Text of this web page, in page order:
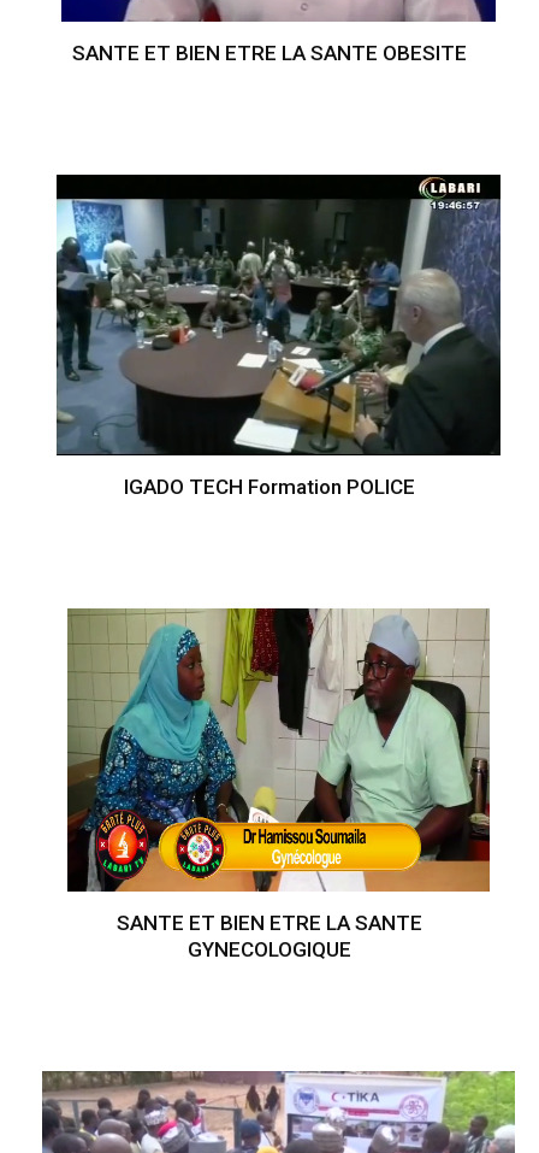
SANTE ET BIEN ETRE LA SANTE OBESITE
IGADO TECH Formation POLICE
SANTE ET BIEN ETRE LA SANTE
GYNECOLOGIQUE